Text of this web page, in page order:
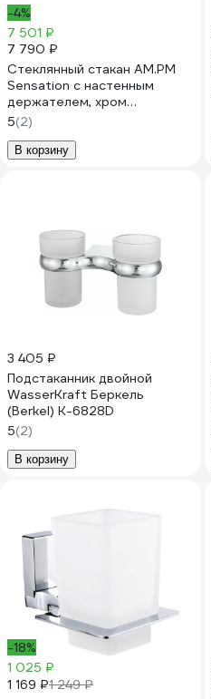
-4%
7 501 ₽
7 790 ₽
Стеклянный стакан AM.PM
Sensation с настенным
держателем, хром
A3034300
5(2)
В корзину
3 405 ₽
Подстаканник двойной
WasserKraft Беркель
(Berkel) K-6828D
5(2)
В корзину
-18%
1 025 ₽
1 169 ₽1 249 ₽